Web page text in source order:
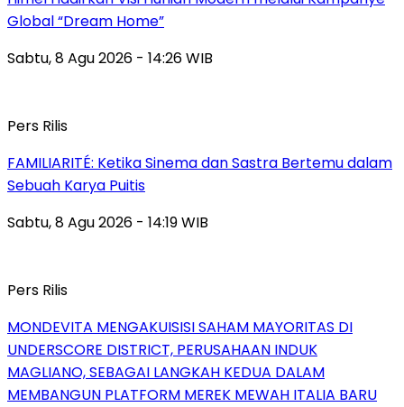
Global “Dream Home”
Sabtu, 8 Agu 2026 - 14:26 WIB
Pers Rilis
FAMILIARITÉ: Ketika Sinema dan Sastra Bertemu dalam
Sebuah Karya Puitis
Sabtu, 8 Agu 2026 - 14:19 WIB
Pers Rilis
MONDEVITA MENGAKUISISI SAHAM MAYORITAS DI
UNDERSCORE DISTRICT, PERUSAHAAN INDUK
MAGLIANO, SEBAGAI LANGKAH KEDUA DALAM
MEMBANGUN PLATFORM MEREK MEWAH ITALIA BARU